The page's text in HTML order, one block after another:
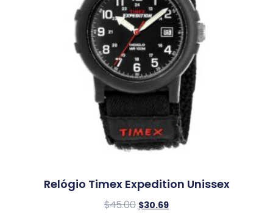
Relógio Timex Expedition Unissex
$45.00 $30.69